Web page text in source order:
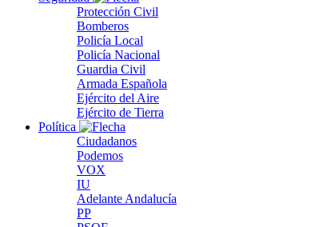
Protección Civil
Bomberos
Policía Local
Policía Nacional
Guardia Civil
Armada Española
Ejército del Aire
Ejército de Tierra
Política
Ciudadanos
Podemos
VOX
IU
Adelante Andalucía
PP